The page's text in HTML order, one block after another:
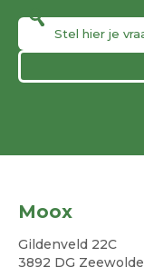
Moox
Gildenveld 22C
3892 DG Zeewolde